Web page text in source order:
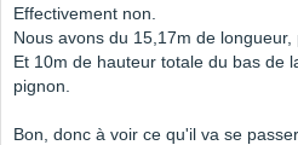
Effectivement non.
Nous avons du 15,17m de longueur,
Et 10m de hauteur totale du bas de
pignon.
Bon, donc à voir ce qu'il va se